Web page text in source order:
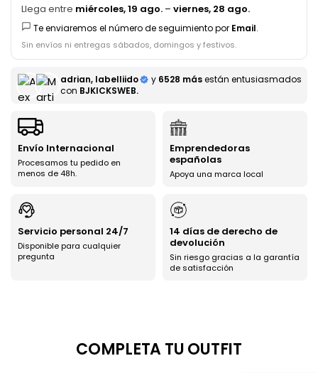
Llega entre miércoles, 19 ago. – viernes, 28 ago.
Te enviaremos el número de seguimiento por Email.
Sin envíos ni entregas sábados, domingos y festivos.
adrian, labelliido y 6528 másestán entusiasmados
con BJKICKSWEB.
Envío Internacional
Procesamos tu pedido en
menos de 48h.
Emprendedoras
españolas
Apoya una marca local
Servicio personal 24/7
Disponible para cualquier
pregunta
14 días de derecho de
devolución
Sin riesgo gracias a la garantía
de satisfacción
COMPLETA TU OUTFIT